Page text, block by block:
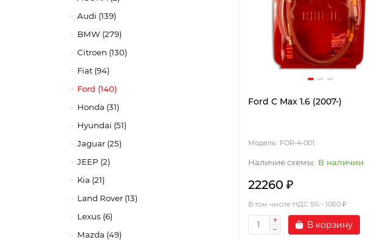
Audi (139)
BMW (279)
Citroen (130)
Fiat (94)
Ford (140)
Honda (31)
Hyundai (51)
Jaguar (25)
JEEP (2)
Kia (21)
Land Rover (13)
Lexus (6)
Mazda (49)
Ford C Max 1.6 (2007-)
FOR-4-001
В наличии
22260 ₽
В том числе НДС 5% - 1060 ₽
В корзину